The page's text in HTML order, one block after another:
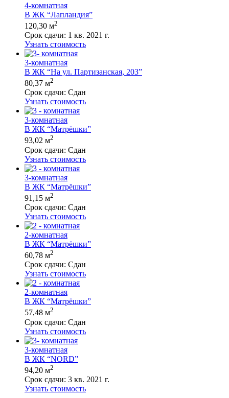
4-комнатная
В ЖК “Лапландия”
120,30 м2
Срок сдачи: 1 кв. 2021 г.
Узнать стоимость
3-комнатная
В ЖК “На ул. Партизанская, 203”
80,37 м2
Срок сдачи: Сдан
Узнать стоимость
3-комнатная
В ЖК “Матрёшки”
93,02 м2
Срок сдачи: Сдан
Узнать стоимость
3-комнатная
В ЖК “Матрёшки”
91,15 м2
Срок сдачи: Сдан
Узнать стоимость
2-комнатная
В ЖК “Матрёшки”
60,78 м2
Срок сдачи: Сдан
Узнать стоимость
2-комнатная
В ЖК “Матрёшки”
57,48 м2
Срок сдачи: Сдан
Узнать стоимость
3-комнатная
В ЖК “NORD”
94,20 м2
Срок сдачи: 3 кв. 2021 г.
Узнать стоимость